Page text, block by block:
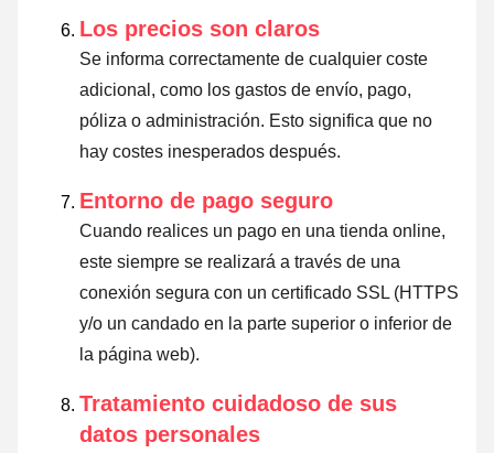
Los precios son claros
Se informa correctamente de cualquier coste
adicional, como los gastos de envío, pago,
póliza o administración. Esto significa que no
hay costes inesperados después.
Entorno de pago seguro
Cuando realices un pago en una tienda online,
este siempre se realizará a través de una
conexión segura con un certificado SSL (HTTPS
y/o un candado en la parte superior o inferior de
la página web).
Tratamiento cuidadoso de sus
datos personales